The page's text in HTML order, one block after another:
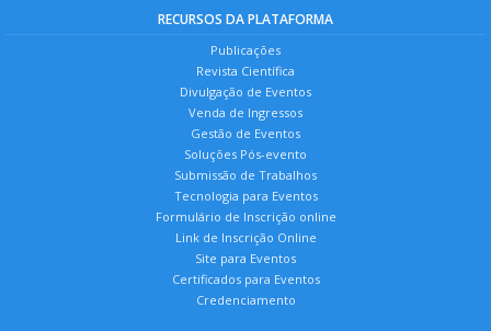
RECURSOS DA PLATAFORMA
Publicações
Revista Científica
Divulgação de Eventos
Venda de Ingressos
Gestão de Eventos
Soluções Pós-evento
Submissão de Trabalhos
Tecnologia para Eventos
Formulário de Inscrição online
Link de Inscrição Online
Site para Eventos
Certificados para Eventos
Credenciamento